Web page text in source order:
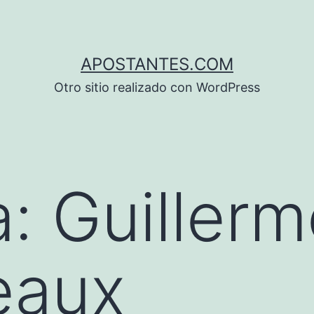
APOSTANTES.COM
Otro sitio realizado con WordPress